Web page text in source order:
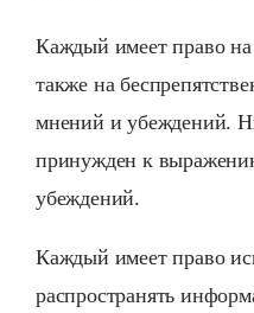
Каждый имеет право
также на
мнений и убеждений.
принужден к
убеждений.
Каждый имеет право
распространять